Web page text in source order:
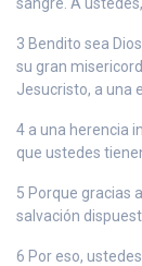
3 Bendito sea
su gran
Jesucristo, a una
4 a una herencia
que ustedes
5 Porque gracias
salvación
6 Por eso,